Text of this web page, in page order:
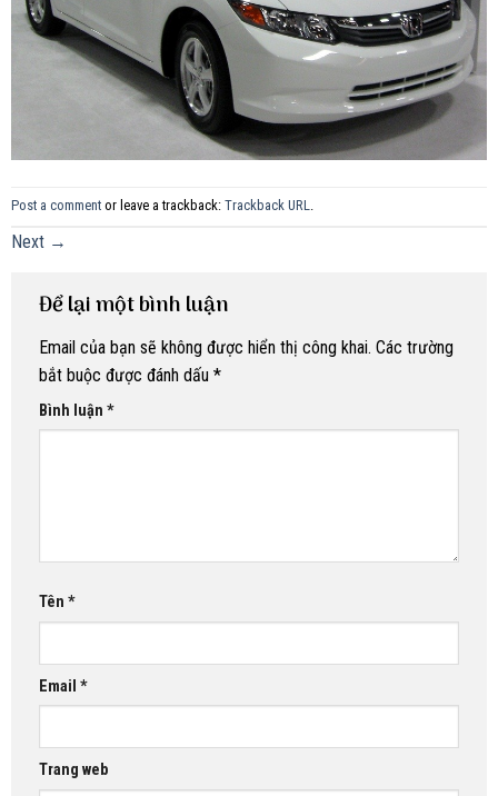
Post a comment or leave a trackback: Trackback URL.
Next →
Để lại một bình luận
Email của bạn sẽ không được hiển thị công khai. Các trường
bắt buộc được đánh dấu *
Bình luận *
Tên *
Email *
Trang web